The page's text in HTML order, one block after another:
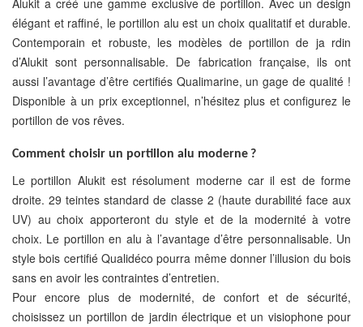
Alukit a créé une gamme exclusive de portillon. Avec un design
élégant et raffiné, le portillon alu est un choix qualitatif et durable.
Contemporain et robuste, les modèles de portillon de ja rdin
d’Alukit sont personnalisable. De fabrication française, ils ont
aussi l’avantage d’être certifiés Qualimarine, un gage de qualité !
Disponible à un prix exceptionnel, n’hésitez plus et configurez le
portillon de vos rêves.
Comment choisir un portillon alu moderne ?
Le portillon Alukit est résolument moderne car il est de forme
droite. 29 teintes standard de classe 2 (haute durabilité face aux
UV) au choix apporteront du style et de la modernité à votre
choix. Le portillon en alu à l’avantage d’être personnalisable. Un
style bois certifié Qualidéco pourra même donner l’illusion du bois
sans en avoir les contraintes d’entretien.
Pour encore plus de modernité, de confort et de sécurité,
choisissez un portillon de jardin électrique et un visiophone pour